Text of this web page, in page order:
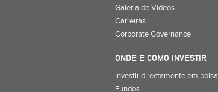
Galeria de Vídeos
Carreiras
Corporate Governance
ONDE E COMO INVESTIR
Investir directamente em bolsa
Fundos